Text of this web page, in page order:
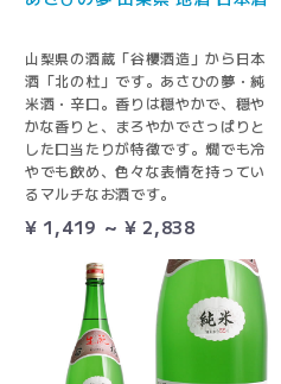
山梨県の酒蔵「谷櫻酒造」から日本
酒「北の杜」です。あさひの夢・純
米酒・辛口。香りは穏やかで、穏や
かな香りと、まろやかでさっぱりと
した口当たりが特徴です。燗でも冷
やでも飲め、色々な表情を持ってい
るマルチなお酒です。
¥ 1,419 ～ ¥ 2,838